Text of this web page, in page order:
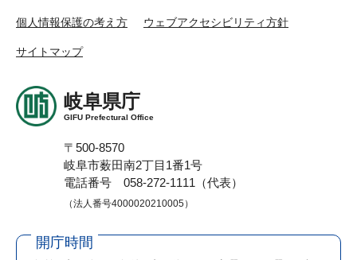
個人情報保護の考え方 ウェブアクセシビリティ方針
サイトマップ
岐阜県庁
GIFU Prefectural Office
〒500-8570
岐阜市薮田南2丁目1番1号
電話番号 058-272-1111（代表）
（法人番号4000020210005）
開庁時間